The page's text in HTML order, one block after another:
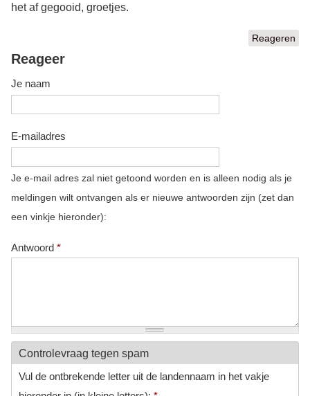
het af gegooid, groetjes.
Reageren
Reageer
Je naam
E-mailadres
Je e-mail adres zal niet getoond worden en is alleen nodig als je
meldingen wilt ontvangen als er nieuwe antwoorden zijn (zet dan
een vinkje hieronder):
Antwoord *
Controlevraag tegen spam
Vul de ontbrekende letter uit de landennaam in het vakje